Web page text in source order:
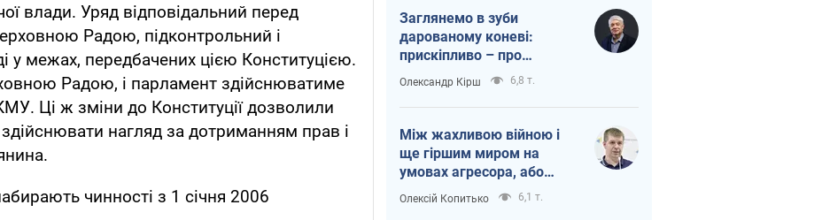
влади. Уряд відповідальний перед
Радою, підконтрольний і
у межах, передбачених цією Конституцією.
Радою, і парламент здійснюватиме
Ці ж зміни до Конституції дозволили
здійснювати нагляд за дотриманням прав і
чинності з 1 січня 2006
Заглянемо в зуби
дарованому коневі:
прискіпливо – про
допомогу Україні
Олександр Кірш 6,8 т.
Між жахливою війною і
ще гіршим миром на
умовах агресора, або
Безвихідність – теж
Олексій Копитько 6,1 т.